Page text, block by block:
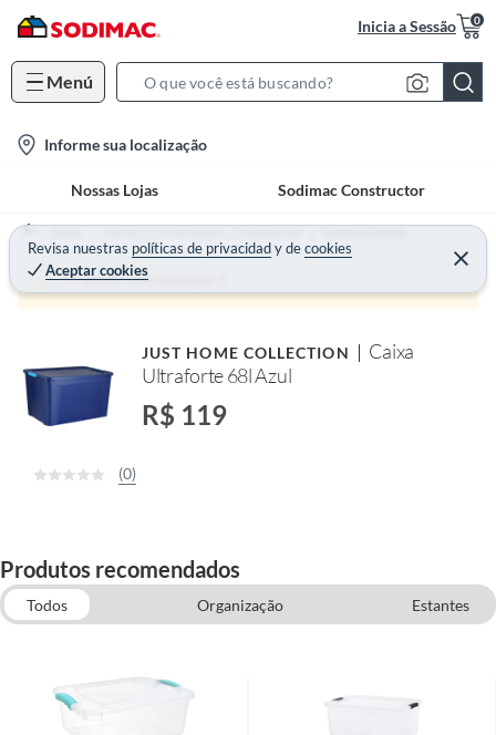
Inicia a Sessão 0
Menú
S
c
h
B
r
a
o
Informe sua localização
Nossas Lojas Sodimac Constructor
Revisa nuestras políticas de privacidadydecookies
Aceptar cookies
Home Móveis e Organização - Organização Caixas e Cestos
Produto sem estoque :(
JUST HOME COLLECTION
Caixa
Ultraforte 68l Azul
R$ 119
(0)
Produtos recomendados
Todos Organização
Estantes